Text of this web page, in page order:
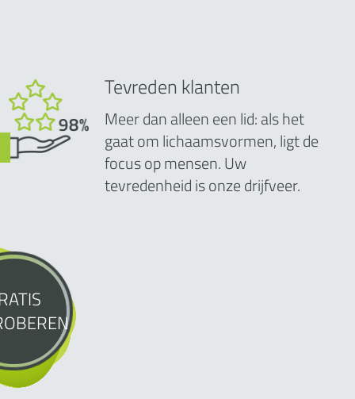
Tevreden klanten
Meer dan alleen een lid: als het
gaat om lichaamsvormen, ligt de
focus op mensen. Uw
tevredenheid is onze drijfveer.